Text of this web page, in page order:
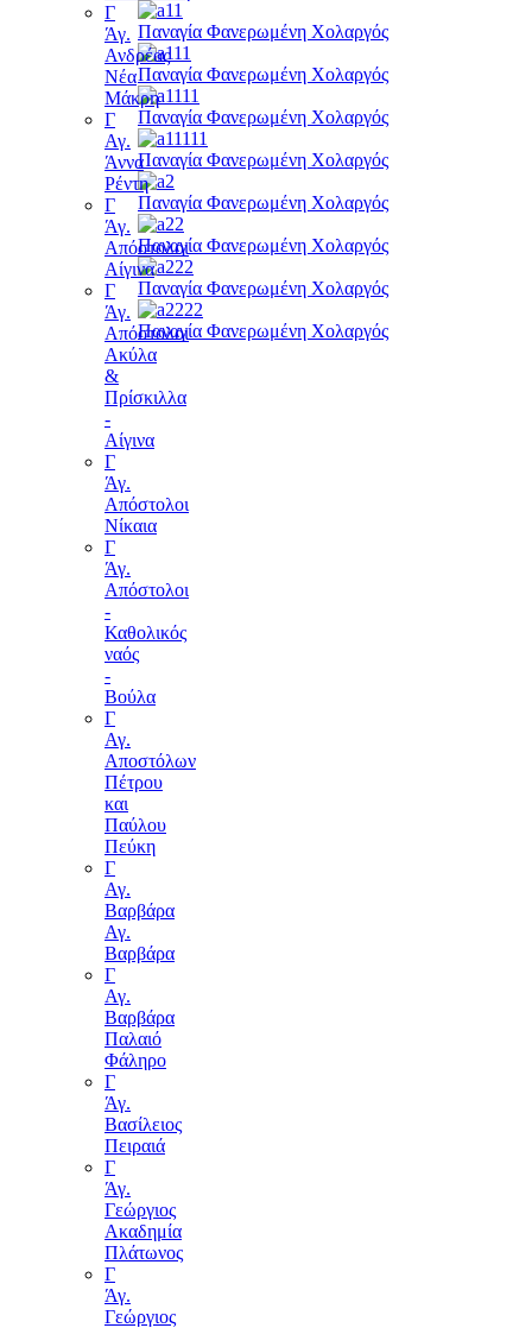
Παναγία Φανερωμένη Χολαργός
Παναγία Φανερωμένη Χολαργός
Παναγία Φανερωμένη Χολαργός
Παναγία Φανερωμένη Χολαργός
Παναγία Φανερωμένη Χολαργός
Παναγία Φανερωμένη Χολαργός
Παναγία Φανερωμένη Χολαργός
Παναγία Φανερωμένη Χολαργός
Γ
Άγ.
Ανδρέας
Νέα
Μάκρη
Γ
Αγ.
Άννα
Ρέντη
Γ
Άγ.
Απόστολοι
Αίγινα
Γ
Άγ.
Απόστολοι
Ακύλα
&
Πρίσκιλλα
-
Αίγινα
Γ
Άγ.
Απόστολοι
Νίκαια
Γ
Άγ.
Απόστολοι
-
Καθολικός
ναός
-
Βούλα
Γ
Αγ.
Αποστόλων
Πέτρου
και
Παύλου
Πεύκη
Γ
Αγ.
Βαρβάρα
Αγ.
Βαρβάρα
Γ
Αγ.
Βαρβάρα
Παλαιό
Φάληρο
Γ
Άγ.
Βασίλειος
Πειραιά
Γ
Άγ.
Γεώργιος
Ακαδημία
Πλάτωνος
Γ
Άγ.
Γεώργιος